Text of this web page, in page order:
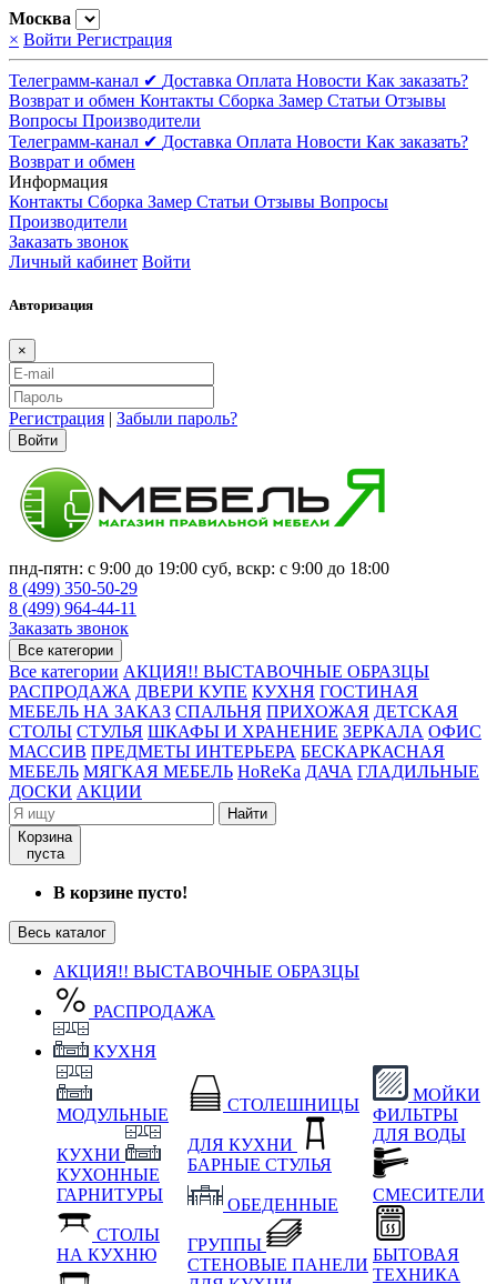
Москва
× Войти Регистрация
Телеграмм-канал ✔ Доставка Оплата Новости Как заказать?
Возврат и обмен Контакты Сборка Замер Статьи Отзывы
Вопросы Производители
Телеграмм-канал ✔ Доставка Оплата Новости Как заказать?
Возврат и обмен
Информация
Контакты Сборка Замер Статьи Отзывы Вопросы
Производители
Заказать звонок
Личный кабинет Войти
Авторизация
×
Регистрация | Забыли пароль?
Войти
пнд-пятн: с 9:00 до 19:00 суб, вскр: с 9:00 до 18:00
8 (499) 350-50-29
8 (499) 964-44-11
Заказать звонок
Все категории
Все категории АКЦИЯ!! ВЫСТАВОЧНЫЕ ОБРАЗЦЫ
РАСПРОДАЖА ДВЕРИ КУПЕ КУХНЯ ГОСТИНАЯ
МЕБЕЛЬ НА ЗАКАЗ СПАЛЬНЯ ПРИХОЖАЯ ДЕТСКАЯ
СТОЛЫ СТУЛЬЯ ШКАФЫ И ХРАНЕНИЕ ЗЕРКАЛА ОФИС
МАССИВ ПРЕДМЕТЫ ИНТЕРЬЕРА БЕСКАРКАСНАЯ
МЕБЕЛЬ МЯГКАЯ МЕБЕЛЬ HoReKa ДАЧА ГЛАДИЛЬНЫЕ
ДОСКИ АКЦИИ
Найти
Корзина
пуста
В корзине пусто!
Весь каталог
АКЦИЯ!! ВЫСТАВОЧНЫЕ ОБРАЗЦЫ
РАСПРОДАЖА
КУХНЯ
МОДУЛЬНЫЕ
КУХНИ
КУХОННЫЕ
ГАРНИТУРЫ
СТОЛЫ
НА КУХНЮ
СТОЛЕШНИЦЫ
ДЛЯ КУХНИ
БАРНЫЕ СТУЛЬЯ
ОБЕДЕННЫЕ
ГРУППЫ
СТЕНОВЫЕ ПАНЕЛИ
МОЙКИ
ФИЛЬТРЫ
ДЛЯ ВОДЫ
СМЕСИТЕЛИ
БЫТОВАЯ
ТЕХНИКА